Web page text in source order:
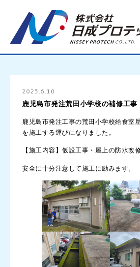
2025.6.10
鹿児島市発注荒田小学校の補修工事
鹿児島市発注工事の荒田小学校給食室
を施工する運びになりました。
【施工内容】仮設工事・屋上の防水改
安全に十分注意して施工に励みます。